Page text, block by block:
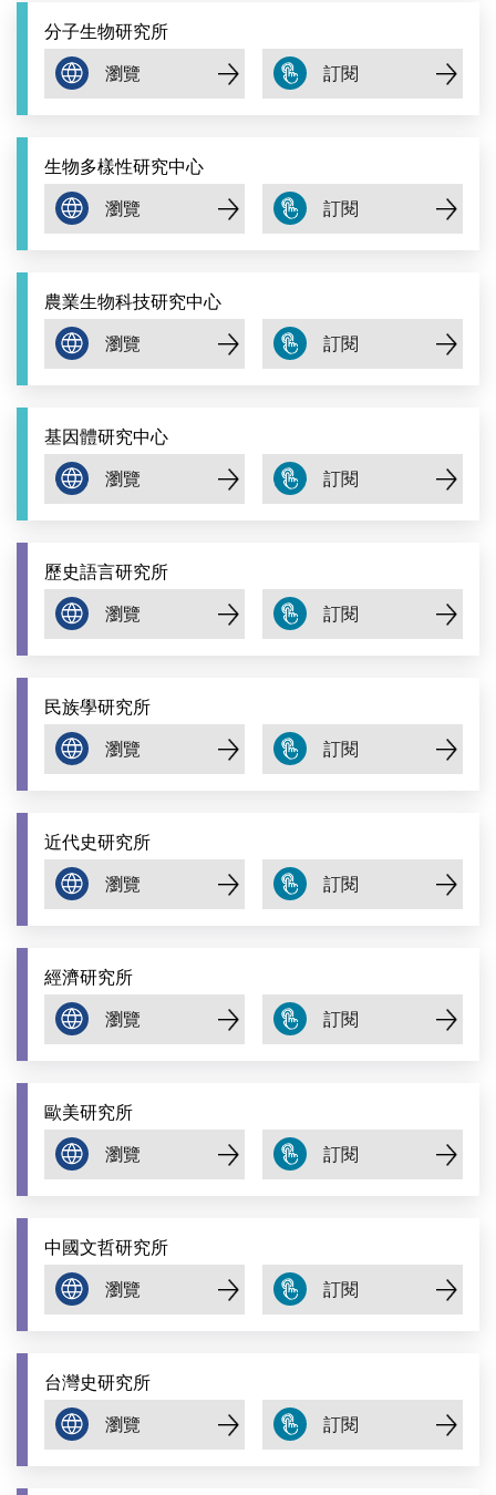
分子生物研究所
生物多樣性研究中心
農業生物科技研究中心
基因體研究中心
歷史語言研究所
民族學研究所
近代史研究所
經濟研究所
歐美研究所
中國文哲研究所
台灣史研究所